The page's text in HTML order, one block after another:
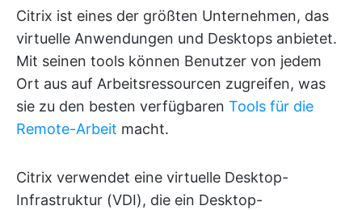
Citrix ist eines der größten Unternehmen, das
virtuelle Anwendungen und Desktops anbietet.
Mit seinen tools können Benutzer von jedem
Ort aus auf Arbeitsressourcen zugreifen, was
sie zu den besten verfügbaren Tools für die
Remote-Arbeit macht.
Citrix verwendet eine virtuelle Desktop-
Infrastruktur (VDI), die ein Desktop-